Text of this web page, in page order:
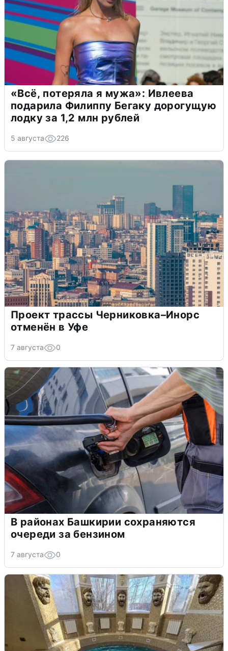
«Всё, потеряла я мужа»: Ивлеева
подарила Филиппу Бегаку дорогущую
лодку за 1,2 млн рублей
5 августа 226
Проект трассы Черниковка–Инорс
отменён в Уфе
7 августа 0
В районах Башкирии сохраняются
очереди за бензином
7 августа 0